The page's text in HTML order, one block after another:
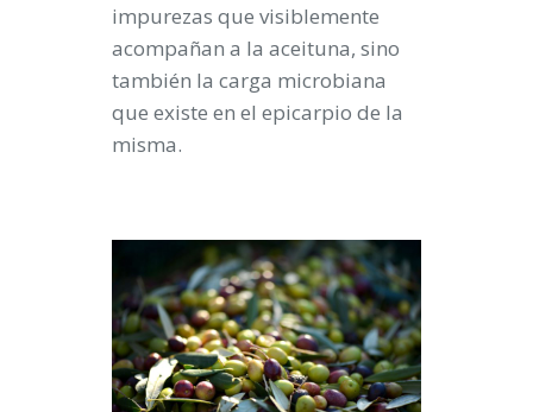
impurezas que visiblemente
acompañan a la aceituna, sino
también la carga microbiana
que existe en el epicarpio de la
misma.